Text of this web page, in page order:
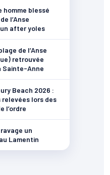
homme blessé
l’Anse
after yoles
de l’Anse
retrouvée
Sainte-Anne
Beach 2026 :
lors des
l’ordre
un
Lamentin